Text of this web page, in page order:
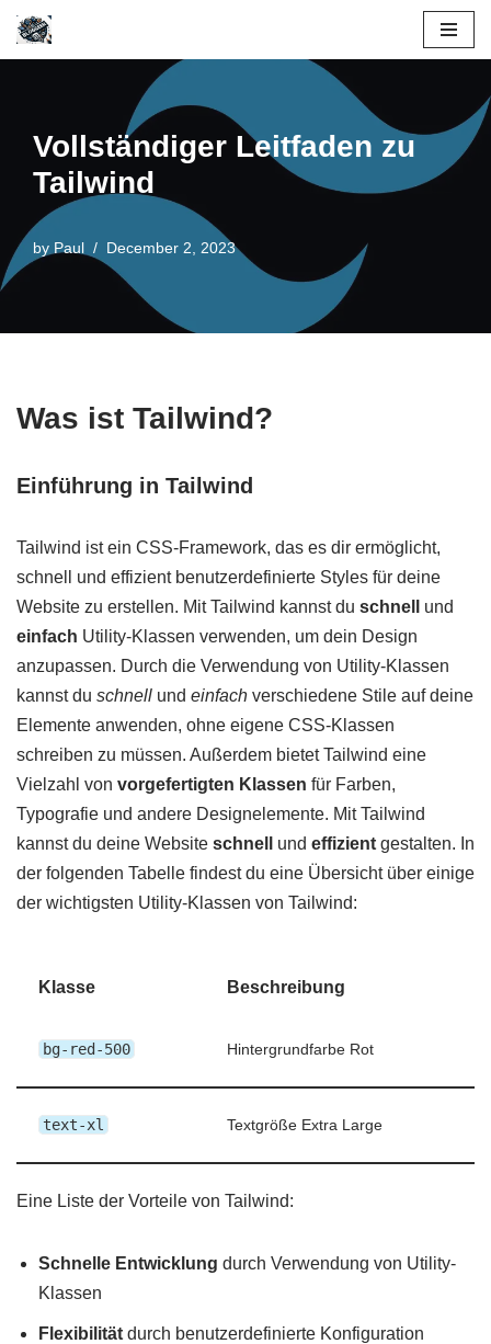
Skip
Vollständiger Leitfaden zu
Tailwind
by Paul December 2, 2023
Was ist Tailwind?
Einführung in Tailwind
Tailwind ist ein CSS-Framework, das es dir ermöglicht,
schnell und effizient benutzerdefinierte Styles für deine
Website zu erstellen. Mit Tailwind kannst du schnell
und
einfach Utility-Klassen verwenden, um dein Design
anzupassen. Durch die Verwendung von Utility-Klassen
kannst du schnell und einfach verschiedene Stile auf deine
Elemente anwenden, ohne eigene CSS-Klassen
schreiben zu müssen. Außerdem bietet Tailwind eine
Vielzahl von vorgefertigten Klassen für Farben,
Typografie und andere Designelemente. Mit Tailwind
kannst du deine Website schnell und effizient gestalten. In
der folgenden Tabelle findest du eine Übersicht über einige
der wichtigsten Utility-Klassen von Tailwind:
Klasse Beschreibung
bg-red-500 Hintergrundfarbe Rot
text-xl Textgröße Extra Large
Eine Liste der Vorteile von Tailwind:
Schnelle Entwicklung durch Verwendung von Utility-
Klassen
Flexibilität durch benutzerdefinierte Konfiguration